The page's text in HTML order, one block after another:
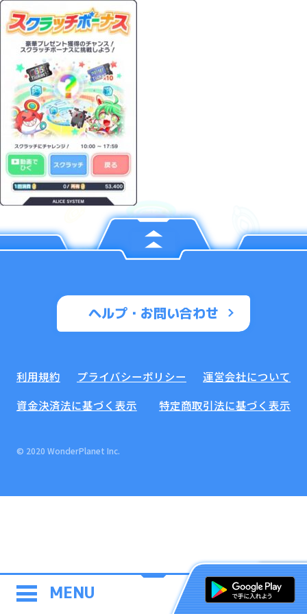
MENU
ヘルプ・お問い合わせ
利用規約 プライバシーポリシー
運営会社について
資金決済法に基づく表示
特定商取引法に基づく表示
© 2020 WonderPlanet Inc.